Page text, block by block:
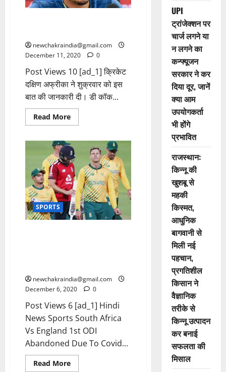
newchakraindia@gmail.com
December 11, 2020
0
Post Views 10 [ad_1] क्रिकेट
दक्षिण अफ्रीका ने शुक्रवार को इस
बात की जानकारी दी। डी कॉक...
Read More
SPORTS
newchakraindia@gmail.com
December 6, 2020
0
Post Views 6 [ad_1] Hindi
News Sports South Africa
Vs England 1st ODI
Abandoned Due To Covid...
Read More
UPI
ट्रांजेक्शन पर
चार्ज लगने या
न लगने का
कन्फ्यूजन
सरकार ने कर
दिया दूर, जानें
क्या आम
उपयोगकर्ता
भी होंगे
प्रभावित
राजस्थान:
किन्नू की
खुशबू से
महकी
किस्मत,
आधुनिक
बागवानी से
मिली नई
पहचान,
प्रगतिशील
किसान ने
वैज्ञानिक
तरीके से
किन्नू उत्पादन
कर बनाई
सफलता की
मिसाल